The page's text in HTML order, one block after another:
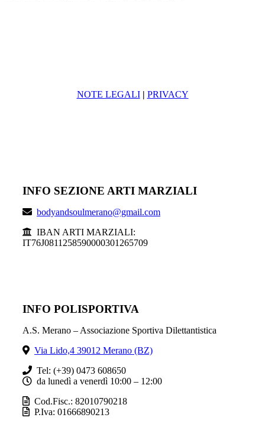
NOTE LEGALI | PRIVACY
INFO SEZIONE ARTI MARZIALI
bodyandsoulmerano@gmail.com
IBAN ARTI MARZIALI:
IT76J0811258590000301265709
INFO POLISPORTIVA
A.S. Merano – Associazione Sportiva Dilettantistica
Via Lido,4 39012 Merano (BZ)
Tel: (+39) 0473 608650
da lunedì a venerdì 10:00 – 12:00
Cod.Fisc.: 82010790218
P.Iva: 01666890213